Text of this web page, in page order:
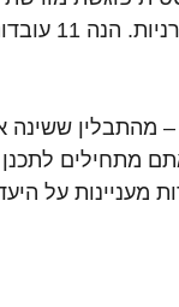
אירופית, ושבו הטבע
– מהתבלין
מתחילים
מעניינות על